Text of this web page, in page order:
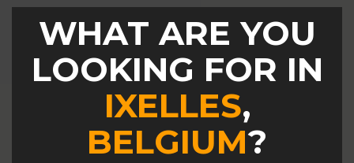
WHAT ARE YOU
LOOKING FOR IN
IXELLES,
BELGIUM?